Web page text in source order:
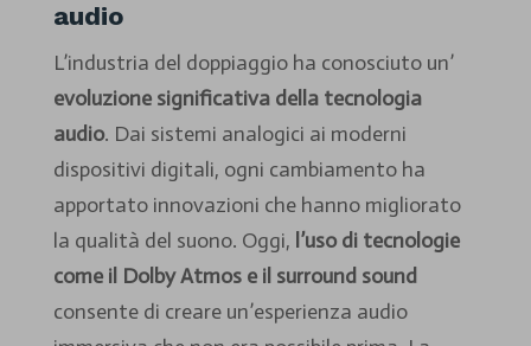
audio
L’industria del doppiaggio ha conosciuto un’
evoluzione significativa della tecnologia
audio. Dai sistemi analogici ai moderni
dispositivi digitali, ogni cambiamento ha
apportato innovazioni che hanno migliorato
la qualità del suono. Oggi, l’uso di tecnologie
come il Dolby Atmos e il surround sound
consente di creare un’esperienza audio